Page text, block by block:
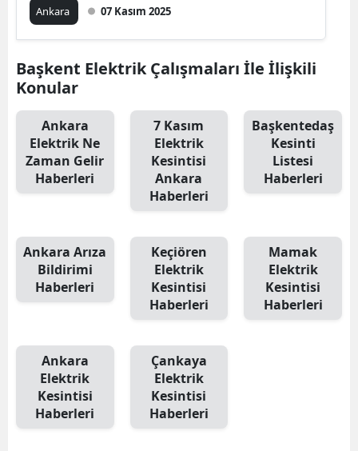
Ankara 07 Kasım 2025
Başkent Elektrik Çalışmaları İle İlişkili
Konular
Ankara
Elektrik Ne
Zaman Gelir
Haberleri
7 Kasım
Elektrik
Kesintisi
Ankara
Haberleri
Başkentedaş
Kesinti
Listesi
Haberleri
Ankara Arıza
Bildirimi
Haberleri
Keçiören
Elektrik
Kesintisi
Haberleri
Mamak
Elektrik
Kesintisi
Haberleri
Ankara
Elektrik
Kesintisi
Haberleri
Çankaya
Elektrik
Kesintisi
Haberleri